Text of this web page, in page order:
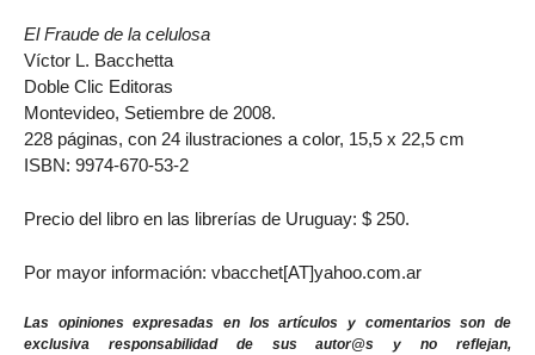
El Fraude de la celulosa
Víctor L. Bacchetta
Doble Clic Editoras
Montevideo, Setiembre de 2008.
228 páginas, con 24 ilustraciones a color, 15,5 x 22,5 cm
ISBN: 9974-670-53-2
Precio del libro en las librerías de Uruguay: $ 250.
Por mayor información: vbacchet[AT]yahoo.com.ar
Las opiniones expresadas en los artículos y comentarios son de
exclusiva responsabilidad de sus autor@s y no reflejan,